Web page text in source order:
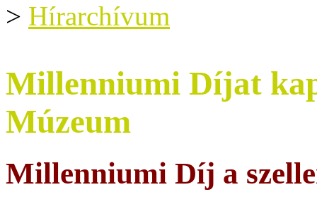
> Hírarchívum
Millenniumi Díjat
Múzeum
Millenniumi Díj a